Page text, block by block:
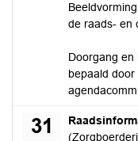
de raads- en
Doorgang en
bepaald
31 maandag 31